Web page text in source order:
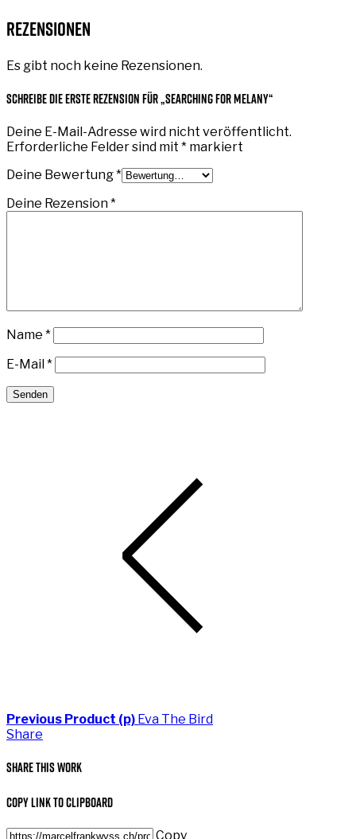
Rezensionen
Es gibt noch keine Rezensionen.
Schreibe die erste Rezension für „Searching For Melany“
Deine E-Mail-Adresse wird nicht veröffentlicht.
Erforderliche Felder sind mit * markiert
Deine Bewertung*
Deine Rezension*
Name *
E-Mail*
Previous Product (p) Eva The Bird
Share
Share This Work
Copy Link to Clipboard
Copy